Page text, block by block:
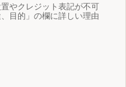
やクレジット表記が不可
目的」の欄に詳しい理由